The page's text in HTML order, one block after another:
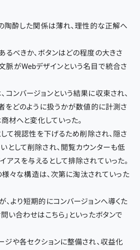
陶酔した関係は薄れ、理性的な正解へ
るべきか、ボタンはどの程度の大きさ
がWebデザインという名目で統合さ
ンバージョンという結果に収束され、
をどのように扱うかが数値的に計測さ
材へと変化していった。
て視認性を下げるため削除され、隠さ
として削除され、閲覧カウンターも低
アスを与えるとして排除されていった。
々な構造は、次第に淘汰されていった
、より短期的にコンバージョンへ導くた
い合わせはこちら」といったボタンで
ジや各セクションに整備され、収益化